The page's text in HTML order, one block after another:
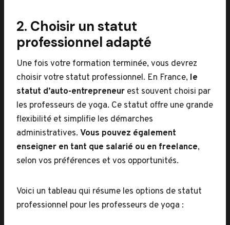
2. Choisir un statut
professionnel adapté
Une fois votre formation terminée, vous devrez
choisir votre statut professionnel. En France, le
statut d’auto-entrepreneur est souvent choisi par
les professeurs de yoga. Ce statut offre une grande
flexibilité et simplifie les démarches
administratives. Vous pouvez également
enseigner en tant que salarié ou en freelance,
selon vos préférences et vos opportunités.
Voici un tableau qui résume les options de statut
professionnel pour les professeurs de yoga :